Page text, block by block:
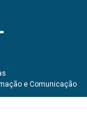
e Comunicação